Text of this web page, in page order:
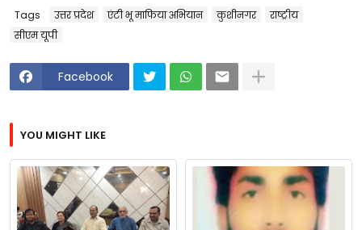
Tags उत्तर प्रदेश एंटी भू माफिया अभियान कुशीनगर
राष्ट्रीय
सीएम यूपी
Facebook
YOU MIGHT LIKE